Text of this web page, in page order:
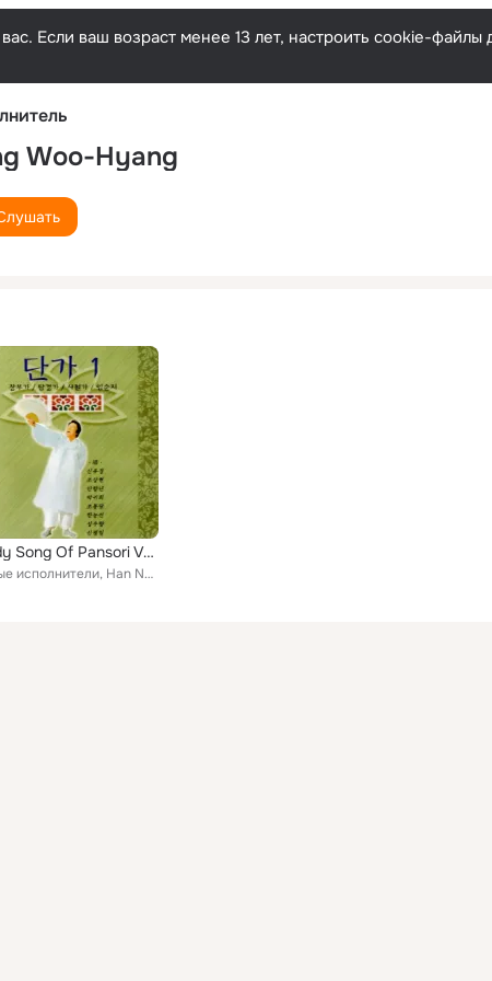
Русский
Если ваш возраст менее 13 лет, настроить cookie-файлы
Woo-Hyang
Ready Song Of Pansori Vol. 1
Разные исполнители, Han Nong-Sun, An Hyang-Nyeon, Park Gui-Hee, Shin Pyeong-Il, Jo Sang-Hyun, Sung Woo-Hyang, Jo Tong-Dal, Shin ...